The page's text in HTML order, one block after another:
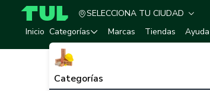
TUL - Tu Marketplace de Construcción
SELECCIONA TU CIUDAD
Inicio Categorías
Categorías
Marcas Tiendas Ayuda